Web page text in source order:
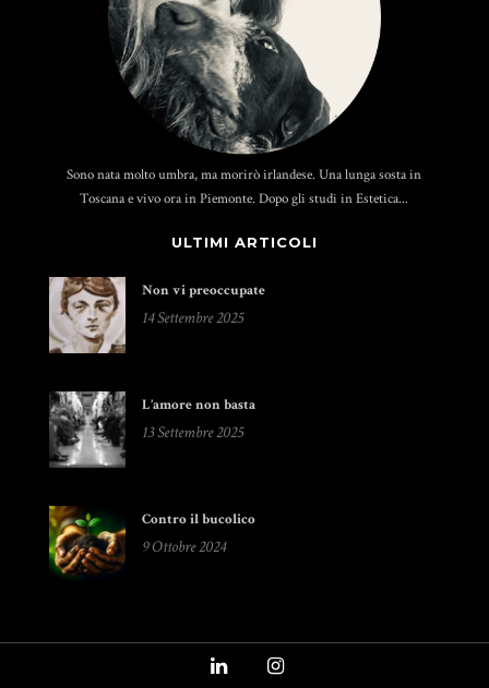
Sono nata molto umbra, ma morirò irlandese. Una lunga sosta in
Toscana e vivo ora in Piemonte. Dopo gli studi in Estetica...
ULTIMI ARTICOLI
Non vi preoccupate
14 Settembre 2025
L’amore non basta
13 Settembre 2025
Contro il bucolico
9 Ottobre 2024